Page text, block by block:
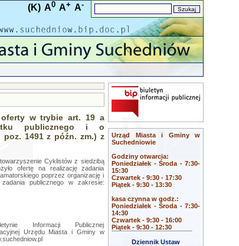
(K) A0 A+ A-
oferty w trybie art. 19 a
publicznego i o
1491 z późn. zm.) z
Cyklistów z siedzibą
ofertę na realizację zadania
poprzez organizację i
publicznego w zakresie:
Informacji Publicznej
Urzędu Miasta i Gminy w
Urząd Miasta i Gminy w
Suchedniowie
Godziny otwarcia:
Poniedziałek - Środa - 7:30-
15:30
Czwartek - 9:30 - 17:30
Piątek - 9:30 - 13:30
kasa czynna w godz.:
Poniedziałek - Środa - 7:30-
14:30
Czwartek - 9:30 - 16:00
Piątek - 9:30 - 12:30
Dziennik Ustaw